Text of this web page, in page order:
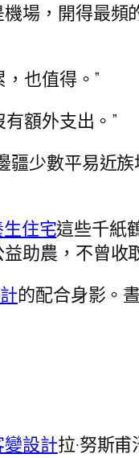
場，開得最頻
也值得。”
額外支出。”
疆少數平易近
住宅這些千紙
助農，不曾收
的配合身影。
變設計拉·努斯